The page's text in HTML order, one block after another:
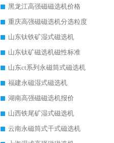
黑龙江高强磁磁选机价格
重庆高强磁磁选机分选粒度
山东钛铁矿湿式磁选机
山东钛矿磁选机磁性标准
山东ct系列永磁筒式磁选机
福建永磁湿式磁选机
湖南高强磁磁选机报价
山西铁尾矿湿式磁选机
云南永磁筒式干式磁选机